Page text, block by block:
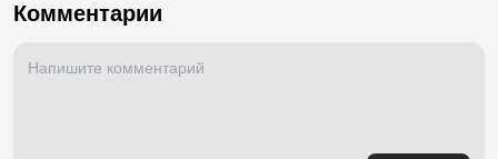
Комментарии